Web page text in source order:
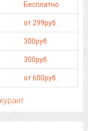
Бесплатно
от 299руб.
300руб.
300руб.
от 600руб.